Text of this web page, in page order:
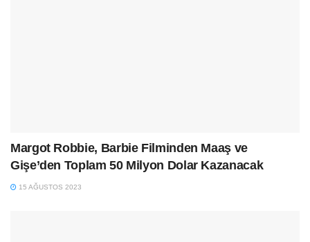
Margot Robbie, Barbie Filminden Maaş ve
Gişe’den Toplam 50 Milyon Dolar Kazanacak
15 AĞUSTOS 2023